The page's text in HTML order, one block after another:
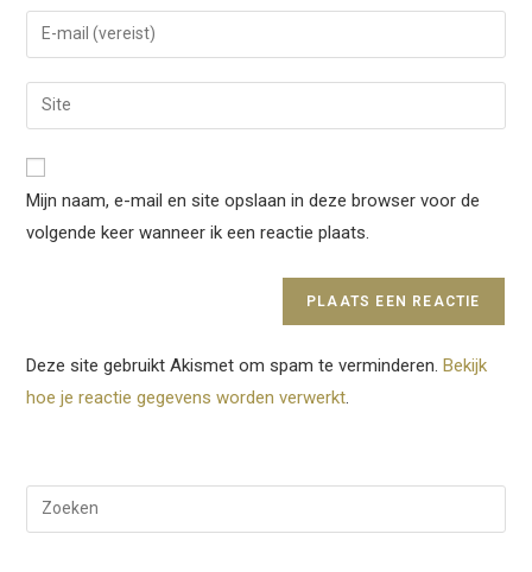
naam
of
om
te
reageren
Voer
je
e-
mail
om
te
kunnen
Voer
je
site
URL
in
(optioneel)
Mijn naam, e-mail en site opslaan in deze browser voor de
volgende keer wanneer ik een reactie plaats.
Deze site gebruikt Akismet om spam te verminderen.Bekijk
hoe je reactie gegevens worden verwerkt
op